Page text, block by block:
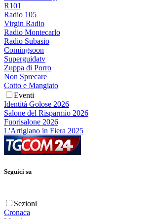
R101
Radio 105
Virgin Radio
Radio Montecarlo
Radio Subasio
Comingsoon
Superguidatv
Zuppa di Porro
Non Sprecare
Cotto e Mangiato
Eventi
Identità Golose 2026
Salone del Risparmio 2026
Fuorisalone 2026
L'Artigiano in Fiera 2025
Seguici su
Sezioni
Cronaca